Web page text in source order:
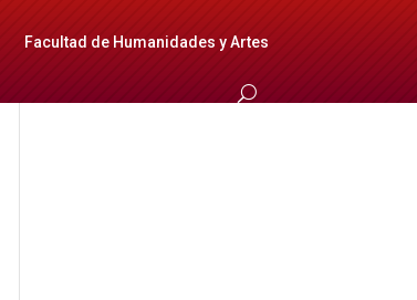
Facultad de Humanidades y Artes